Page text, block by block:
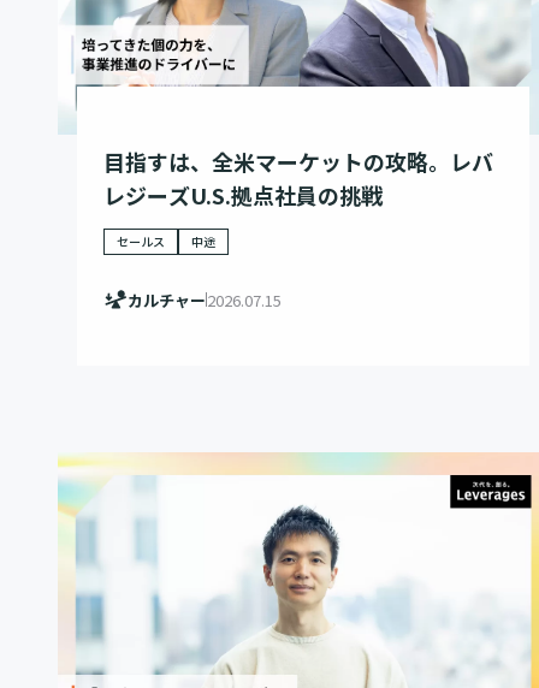
目指すは、全米マーケットの攻略。レバ
レジーズU.S.拠点社員の挑戦
セールス 中途
カルチャー2026.07.15